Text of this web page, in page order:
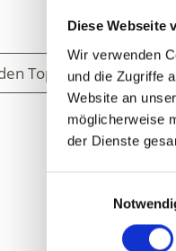
Diese Webseite
Wir verwenden
und die Zugriffe
Website an
möglicherweise
der Dienste
Top Events